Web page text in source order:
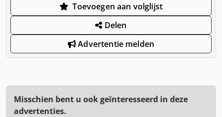
Toevoegen aan volglijst
Delen
Advertentie melden
Misschien bent u ook geïnteresseerd in deze
advertenties.